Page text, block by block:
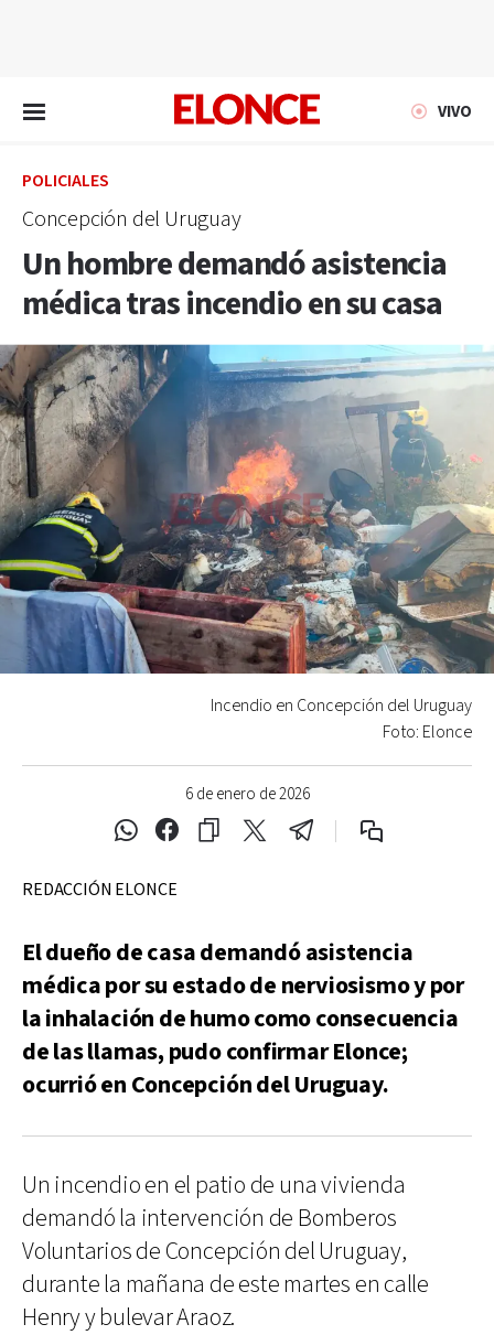
VIVO
POLICIALES
Concepción del Uruguay
Un hombre demandó asistencia
médica tras incendio en su casa
6 de enero de 2026
Incendio en Concepción del Uruguay
Foto: Elonce
REDACCIÓN ELONCE
El dueño de casa demandó asistencia
médica por su estado de nerviosismo y por
la inhalación de humo como consecuencia
de las llamas, pudo confirmar Elonce;
ocurrió en Concepción del Uruguay.
Un incendio en el patio de una vivienda
demandó la intervención de Bomberos
Voluntarios de Concepción del Uruguay,
durante la mañana de este martes en calle
Henry y bulevar Araoz.